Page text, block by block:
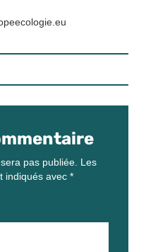
pas publiée. Les
indiqués avec *